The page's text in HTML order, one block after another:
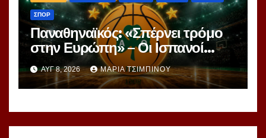
ΣΠΟΡ
Παναθηναϊκός: «Σπέρνει τρόμο
στην Ευρώπη» – Οι Ισπανοί
βλέπουν μια πράσινη
υπερομάδα!
ΑΥΓ 8, 2026 ΜΑΡΊΑ ΤΣΙΜΠΙΝΟΎ